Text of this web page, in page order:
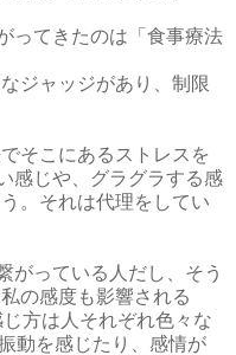
ってきたのは「食事療法
ジャッジがあり、制限
そこにあるストレスを
感じや、グラグラする感
。それは代理をしてい
がっている人だし、そう
の感度も影響される
方は人それぞれ色々な
動を感じたり、感情が